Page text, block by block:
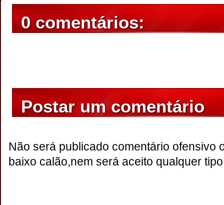
0 comentários:
Postar um comentário
Não será publicado comentário ofensivo
baixo calão,nem será aceito qualquer